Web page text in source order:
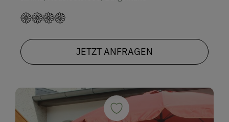
JETZT ANFRAGEN